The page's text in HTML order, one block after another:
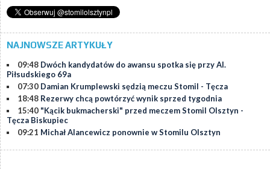
NAJNOWSZE ARTYKUŁY
09:48 Dwóch kandydatów do awansu spotka się przy Al.
Piłsudskiego 69a
07:30 Damian Krumplewski sędzią meczu Stomil - Tęcza
18:48 Rezerwy chcą powtórzyć wynik sprzed tygodnia
15:40 "Kącik bukmacherski" przed meczem Stomil Olsztyn -
Tęcza Biskupiec
09:21 Michał Alancewicz ponownie w Stomilu Olsztyn